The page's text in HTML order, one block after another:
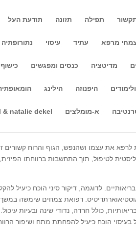
תפילה תזונה תודעת העל
מרפא עתיד עיסוי נתורופתיה
מדיטציה כנסים ומפגשים
היפנוזה הילינג
א-מומלצים & natalie dekel
יחד עם הרפואה המערבית המסורתית כדי
את עצמו ושהנפש, הגוף והרוח קשורים
לטיפול, תוך התחשבות ברווחתו הפיזית,
לדוגמה, דיקור סיני הוכח כיעיל
רפואת צמחים שימשה במשך
כולל חרדה, נדודי שינה ובעיות עיכול.
בעיסוי הוכח כיעיל להפחתת מתח ושיפור